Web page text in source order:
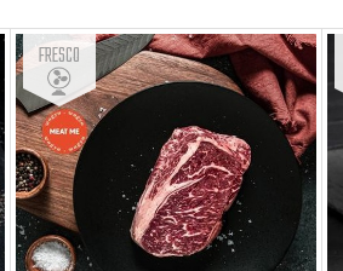
Fresco